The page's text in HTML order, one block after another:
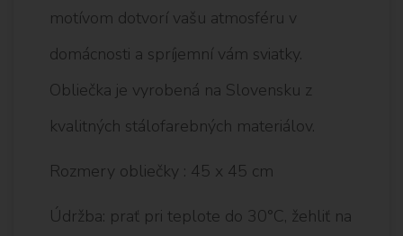
motívom dotvorí vašu atmosféru v
domácnosti a spríjemní vám sviatky.
Obliečka je vyrobená na Slovensku z
kvalitných stálofarebných materiálov.
Rozmery obliečky : 45 x 45 cm
Údržba: prať pri teplote do 30°C, žehliť na